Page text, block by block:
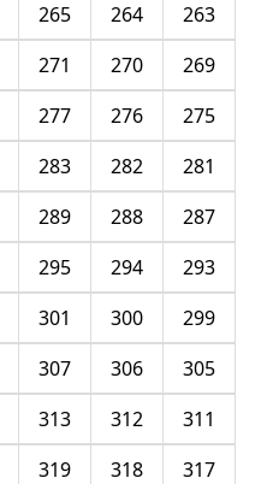
263
264
265
269
270
271
275
276
277
281
282
283
287
288
289
293
294
295
299
300
301
305
306
307
311
312
313
317
318
319